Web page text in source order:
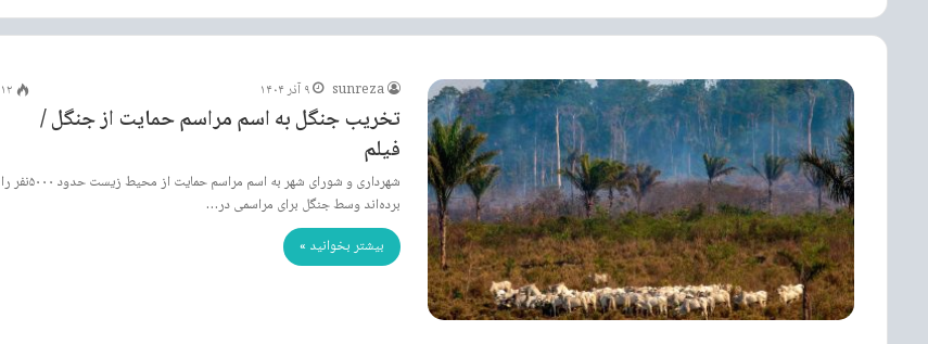
sunreza ۹ آذر ۱۴۰۴ ۱۲
تخریب جنگل به اسم مراسم حمایت از جنگل /
فیلم
شهرداری و شورای شهر به اسم مراسم حمایت از محیط زیست حدود ۵۰۰۰نفر را
برده‌اند وسط جنگل برای مراسمی در…
بیشتر بخوانید »